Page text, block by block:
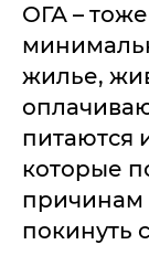
ОГА –
жилье,
питаются
которые
причинам
покинуть